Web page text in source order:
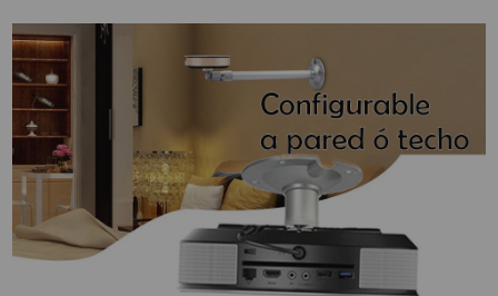
PROYECTOR PARA
EDUCACION
PROYECTOR PARA EL
MUNDIAL 2026
PROYECTOR PARA FUTBOL
PROYECTORES 2K O 4K
NATIVOS
REACONDICIONADOS